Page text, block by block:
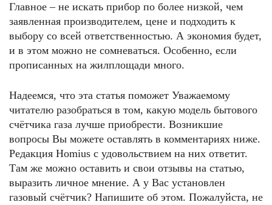
Главное – не искать прибор по более низкой, чем
заявленная производителем, цене и подходить к
выбору со всей ответственностью. А экономия будет,
и в этом можно не сомневаться. Особенно, если
прописанных на жилплощади много.
Надеемся, что эта статья поможет Уважаемому
читателю разобраться в том, какую модель бытового
счётчика газа лучше приобрести. Возникшие
вопросы Вы можете оставлять в комментариях ниже.
Редакция Homius с удовольствием на них ответит.
Там же можно оставить и свои отзывы на статью,
выразить личное мнение. А у Вас установлен
газовый счётчик? Напишите об этом. Пожалуйста, не